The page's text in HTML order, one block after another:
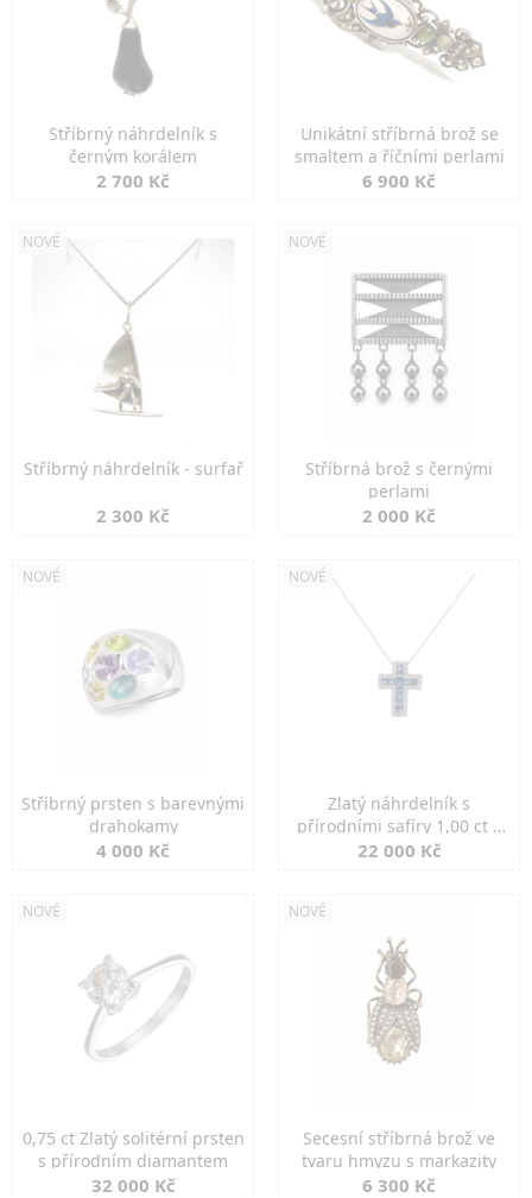
Stříbrný náhrdelník s
černým korálem
2 700 Kč
Unikátní stříbrná brož se
smaltem a říčními perlami
6 900 Kč
NOVÉ
Stříbrný náhrdelník - surfař
2 300 Kč
NOVÉ
Stříbrná brož s černými
perlami
2 000 Kč
NOVÉ
Stříbrný prsten s barevnými
drahokamy
4 000 Kč
NOVÉ
Zlatý náhrdelník s
přírodními safíry 1,00 ct a
diamanty
22 000 Kč
NOVÉ
0,75 ct Zlatý solitérní prsten
s přírodním diamantem
32 000 Kč
NOVÉ
Secesní stříbrná brož ve
tvaru hmyzu s markazity
6 300 Kč